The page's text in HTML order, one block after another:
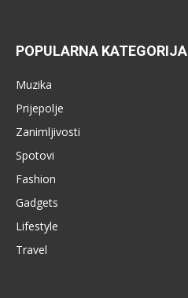
POPULARNA KATEGORIJA
Muzika
Prijepolje
Zanimljivosti
Spotovi
Fashion
Gadgets
Lifestyle
Travel